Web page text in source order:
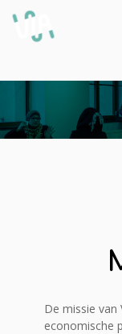
De missie van
economische